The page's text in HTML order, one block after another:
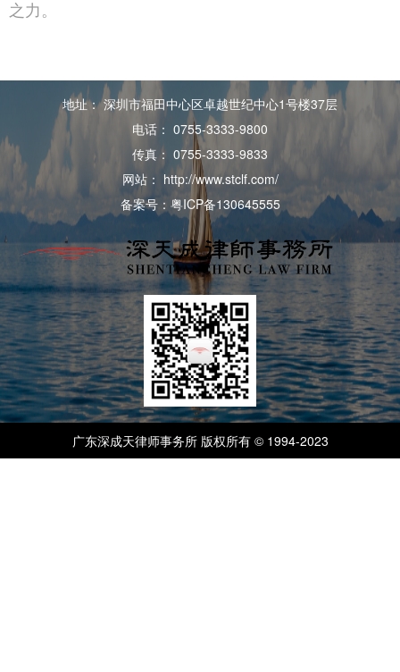
之力。
地址： 深圳市福田中心区卓越世纪中心1号楼37层
电话： 0755-3333-9800
传真： 0755-3333-9833
网站： http://www.stclf.com/
备案号：粤ICP备130645555
广东深成天律师事务所 版权所有 © 1994-2023